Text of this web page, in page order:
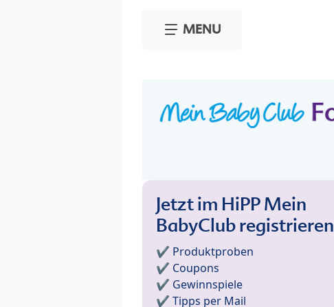
MENU
Jetzt im HiPP Mein
BabyClub registrieren
✔️ Produktproben
✔️ Coupons
✔️ Gewinnspiele
✔️ Tipps per Mail